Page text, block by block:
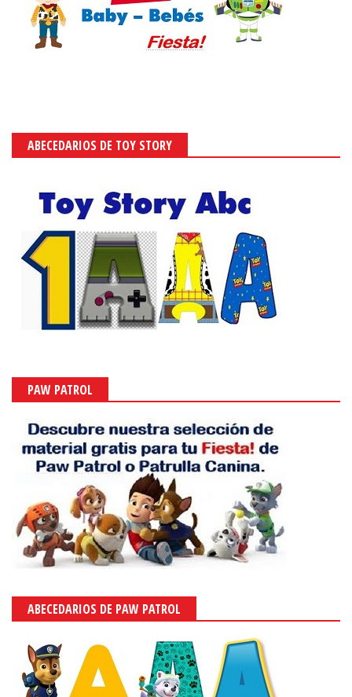
ABECEDARIOS DE TOY STORY
PAW PATROL
ABECEDARIOS DE PAW PATROL